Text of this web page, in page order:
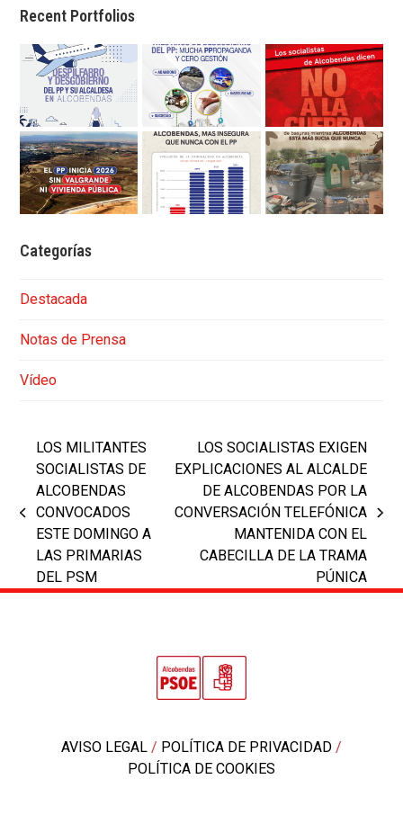
Recent Portfolios
Categorías
Destacada
Notas de Prensa
Vídeo
previous
post:
LOS MILITANTES
SOCIALISTAS DE
ALCOBENDAS
CONVOCADOS
ESTE DOMINGO A
LAS PRIMARIAS
DEL PSM
next
LOS SOCIALISTAS EXIGEN
EXPLICACIONES AL ALCALDE
DE ALCOBENDAS POR LA
CONVERSACIÓN TELEFÓNICA
MANTENIDA CON EL
CABECILLA DE LA TRAMA
PÚNICA
AVISO LEGAL / POLÍTICA DE PRIVACIDAD /
POLÍTICA DE COOKIES